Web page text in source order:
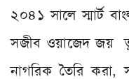
২০৪১ সালে স্মার্ট
সজীব ওয়াজেদ জয়
নাগরিক তৈরি করা,